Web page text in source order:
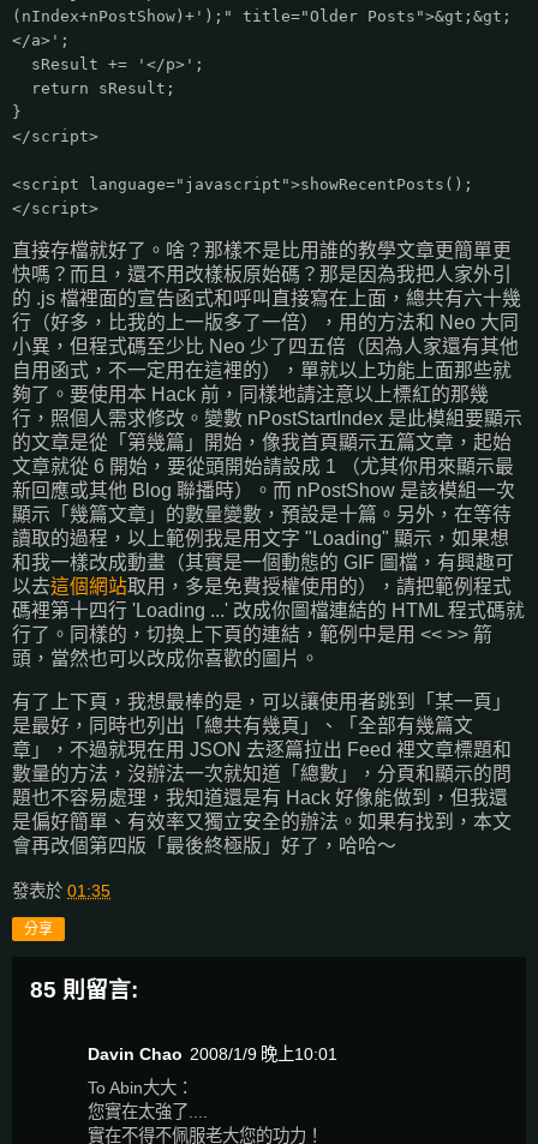
(nIndex+nPostShow)+');" title="Older Posts">&gt;&gt;
</a>';
sResult += '</p>';
return sResult;
}
</script>
<script language="javascript">showRecentPosts();
</script>
直接存檔就好了。啥？那樣不是比用誰的教學文章更簡單更
快嗎？而且，還不用改樣板原始碼？那是因為我把人家外引
的 .js 檔裡面的宣告函式和呼叫直接寫在上面，總共有六十幾
行（好多，比我的上一版多了一倍），用的方法和 Neo 大同
小異，但程式碼至少比 Neo 少了四五倍（因為人家還有其他
自用函式，不一定用在這裡的），單就以上功能上面那些就
夠了。要使用本 Hack 前，同樣地請注意以上標紅的那幾
行，照個人需求修改。變數 nPostStartIndex 是此模組要顯示
的文章是從「第幾篇」開始，像我首頁顯示五篇文章，起始
文章就從 6 開始，要從頭開始請設成 1 （尤其你用來顯示最
新回應或其他 Blog 聯播時）。而 nPostShow 是該模組一次
顯示「幾篇文章」的數量變數，預設是十篇。另外，在等待
讀取的過程，以上範例我是用文字 "Loading" 顯示，如果想
和我一樣改成動畫（其實是一個動態的 GIF 圖檔，有興趣可
以去這個網站取用，多是免費授權使用的），請把範例程式
碼裡第十四行 'Loading ...' 改成你圖檔連結的 HTML 程式碼就
行了。同樣的，切換上下頁的連結，範例中是用 << >> 箭
頭，當然也可以改成你喜歡的圖片。
有了上下頁，我想最棒的是，可以讓使用者跳到「某一頁」
是最好，同時也列出「總共有幾頁」、「全部有幾篇文
章」，不過就現在用 JSON 去逐篇拉出 Feed 裡文章標題和
數量的方法，沒辦法一次就知道「總數」，分頁和顯示的問
題也不容易處理，我知道還是有 Hack 好像能做到，但我還
是偏好簡單、有效率又獨立安全的辦法。如果有找到，本文
會再改個第四版「最後終極版」好了，哈哈～
發表於 01:35
分享
85 則留言:
Davin Chao 2008/1/9 晚上10:01
To Abin大大：
您實在太強了....
實在不得不佩服老大您的功力！